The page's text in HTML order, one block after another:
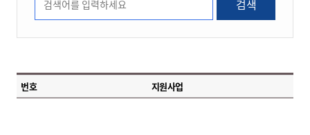
검색
번호 지원사업